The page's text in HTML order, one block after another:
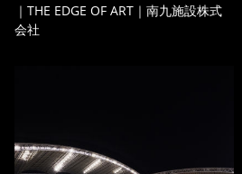
｜THE EDGE OF ART｜南九施設株式
会社